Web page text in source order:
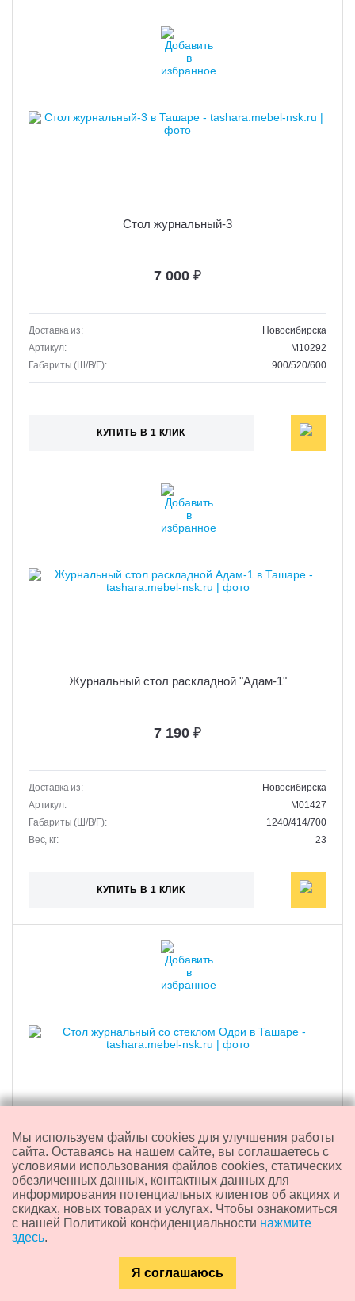
Стол журнальный-3
7 000 ₽
Доставка из:
Новосибирска
Артикул:
M10292
Габариты (Ш/В/Г):
900/520/600
КУПИТЬ В 1 КЛИК
Журнальный стол раскладной "Адам-1"
7 190 ₽
Доставка из:
Новосибирска
Артикул:
M01427
Габариты (Ш/В/Г):
1240/414/700
Вес, кг:
23
КУПИТЬ В 1 КЛИК
Стол журнальный со стеклом "Одри"
7 470₽
Доставка из:
Каталог Контакты
Мы используем файлы cookies для улучшения работы
сайта. Оставаясь на нашем сайте, вы соглашаетесь с
условиями использования файлов cookies, статических
обезличенных данных, контактных данных для
информирования потенциальных клиентов об акциях и
скидках, новых товарах и услугах. Чтобы ознакомиться
с нашей Политикой конфиденциальности нажмите
здесь.
Я соглашаюсь